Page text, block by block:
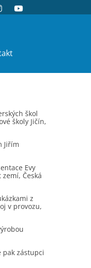
škol
školy Jičín,
Jiřím
Evy
Česká
z
v provozu,
pak zástupci